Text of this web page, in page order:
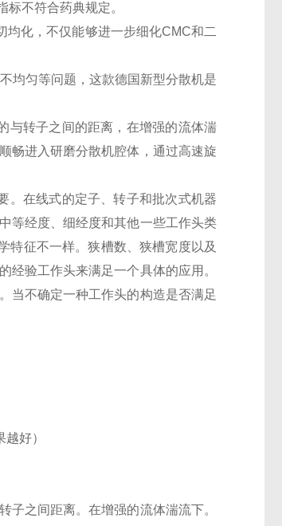
不符合药典规定。
均化，不仅能够进一步细化CMC和二
均匀等问题，这款德国新型分散机是
与转子之间的距离，在增强的流体湍
畅进入研磨分散机腔体，通过高速旋
。在线式的定子、转子和批次式机器
等经度、细经度和其他一些工作头类
特征不一样。狭槽数、狭槽宽度以及
验工作头来满足一个具体的应用。
当不确定一种工作头的构造是否满足
好）
之间距离。在增强的流体湍流下。